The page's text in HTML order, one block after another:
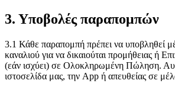
3. Υποβολές παραπομπών
3.1 Κάθε παραπομπή πρέπει να υποβληθεί
καναλιού για να δικαιούται προμήθειας ή
(εάν ισχύει) σε Ολοκληρωμένη Πώληση.
ιστοσελίδα μας, την App ή απευθείας σε